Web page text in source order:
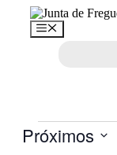
Saltar
Menu
Eventos
Próximos